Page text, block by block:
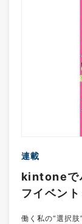
連載
kintoneで
フイベン
働く私の“選択